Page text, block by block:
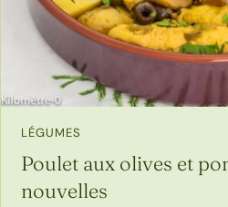
LÉGUMES
Poulet aux olives et
nouvelles